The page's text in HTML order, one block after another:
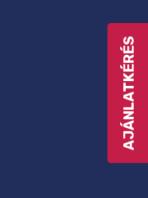
AJÁNLATKÉRÉS